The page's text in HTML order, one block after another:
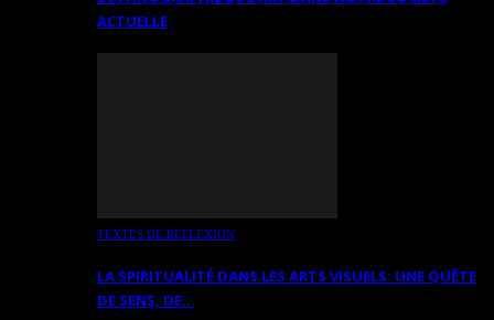
ACTUELLE
TEXTES DE RÉFLEXION
LA SPIRITUALITÉ DANS LES ARTS VISUELS: UNE QUÊTE
DE SENS, DE…